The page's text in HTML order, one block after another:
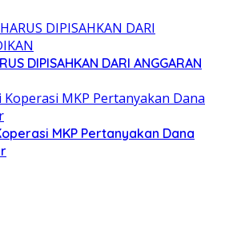
DIPISAHKAN DARI ANGGARAN
MKP Pertanyakan Dana